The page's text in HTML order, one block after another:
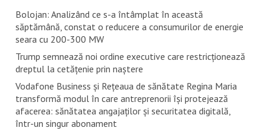
Bolojan: Analizând ce s-a întâmplat în această
săptămână, constat o reducere a consumurilor de energie
seara cu 200-300 MW
Trump semnează noi ordine executive care restricţionează
dreptul la cetăţenie prin naştere
Vodafone Business și Rețeaua de sănătate Regina Maria
transformă modul în care antreprenorii își protejează
afacerea: sănătatea angajaților și securitatea digitală,
într-un singur abonament